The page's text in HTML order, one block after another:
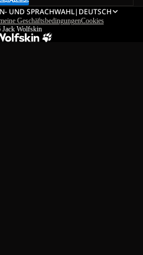
UND SPRACHWAHL| DEUTSCH
GeschäftsbedingungenCookies
Jack Wolfskin